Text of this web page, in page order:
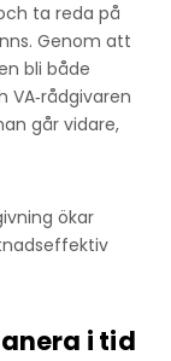
ta reda på
Genom att
bli både
går vidare,
ökar
i tid